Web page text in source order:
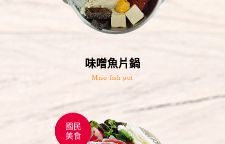
味噌魚片鍋
Miso fish pot
國民
美食